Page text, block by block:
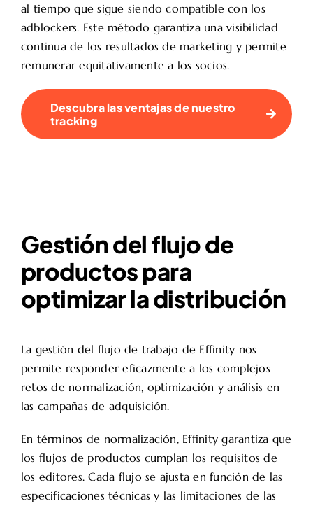
al tiempo que sigue siendo compatible con los
adblockers. Este método garantiza una visibilidad
continua de los resultados de marketing y permite
remunerar equitativamente a los socios.
Descubra las ventajas de nuestro
tracking
Gestión del flujo de
productos para
optimizar la distribución
La gestión del flujo de trabajo de Effinity nos
permite responder eficazmente a los complejos
retos de normalización, optimización y análisis en
las campañas de adquisición.
En términos de normalización, Effinity garantiza que
los flujos de productos cumplan los requisitos de
los editores. Cada flujo se ajusta en función de las
especificaciones técnicas y las limitaciones de las